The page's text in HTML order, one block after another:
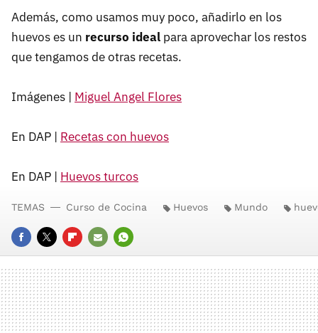
Además, como usamos muy poco, añadirlo en los
huevos es un recurso ideal para aprovechar los restos
que tengamos de otras recetas.
Imágenes | Miguel Angel Flores
En DAP | Recetas con huevos
En DAP | Huevos turcos
FACEBOOK
TWITTERFLIPBOARD
E-
MAIL
WHATSAPP
TEMAS Curso de Cocina Huevos Mundo